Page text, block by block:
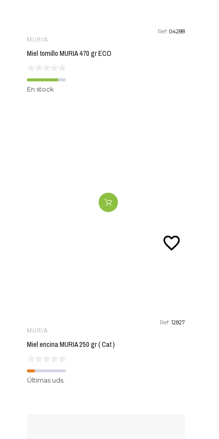
Ref:04288
MURIA
Miel tomillo MURIA 470 gr ECO
En stock
Ref:12827
MURIA
Miel encina MURIA 250 gr ( Cat )
Últimas uds.
favorite_border